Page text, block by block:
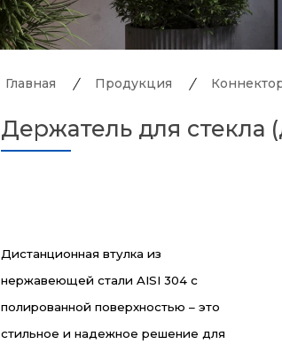
Главная Продукция
Держатель для стекла
Дистанционная втулка из
нержавеющей стали AISI 304 с
полированной поверхностью – это
стильное и надежное решение для